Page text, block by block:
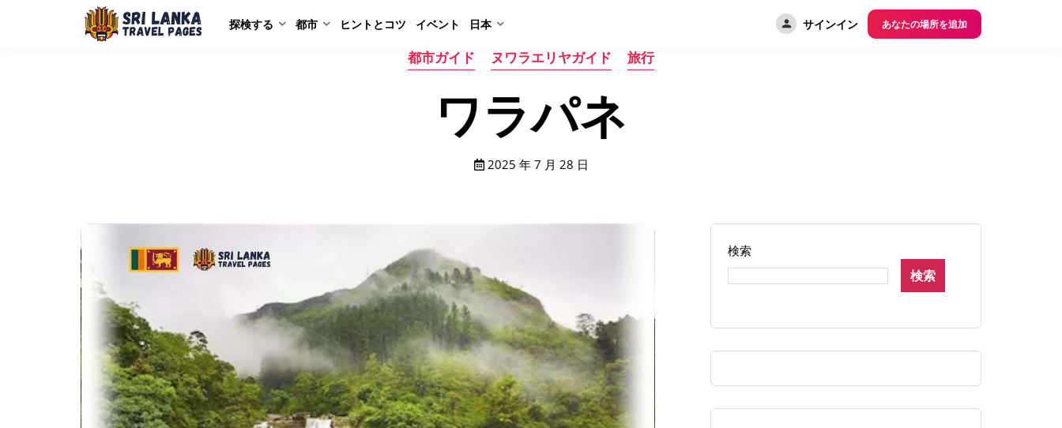
探検する 都市 ヒントとコツ イベント 日本 サインイン あなたの場所を追加
都市ガイド ヌワラエリヤガイド 旅行
ワラパネ
2025 年 7 月 28 日
検索
検索